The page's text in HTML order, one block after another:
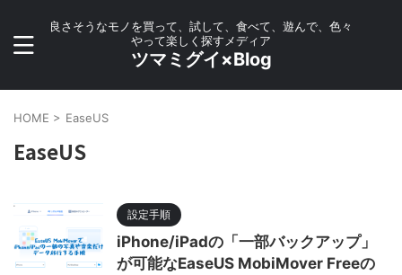
良さそうなモノを買って、試して、食べて、遊んで、色々
やって楽しく探すメディア
ツマミグイ×Blog
HOME > EaseUS
EaseUS
設定手順
iPhone/iPadの「一部バックアップ」
が可能なEaseUS MobiMover Freeの